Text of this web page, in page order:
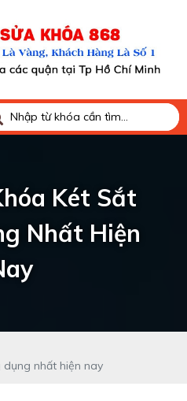
Két Sắt
Nhất Hiện
nhất hiện nay